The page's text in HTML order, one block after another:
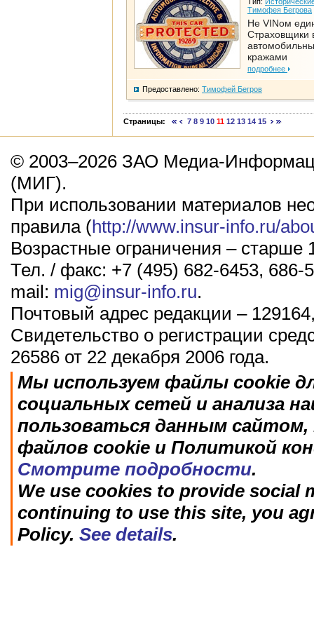
Тимофея Бегрова
Не VINом
Страховщики
кражами
подробнее
Предоставлено: Тимофей Бегров
Страницы: 7 8 9 10 11 12 13 14 15
© 2003–2026 ЗАО Медиа-
(МИГ).
При использовании материалов
правила (http://www.insur-info.ru/
Возрастные ограничения – старше
Тел. / факс: +7 (495) 682-6453, 686-
mail: mig@insur-info.ru.
Почтовый адрес редакции –
Свидетельство о регистрации
26586 от 22 декабря 2006 года.
Мы используем файлы cookie
социальных сетей и анализа
пользоваться данным
файлов cookie и Политикой
Смотрите подробности.
We use cookies to provide social
continuing to use this site, you
Policy. See details.